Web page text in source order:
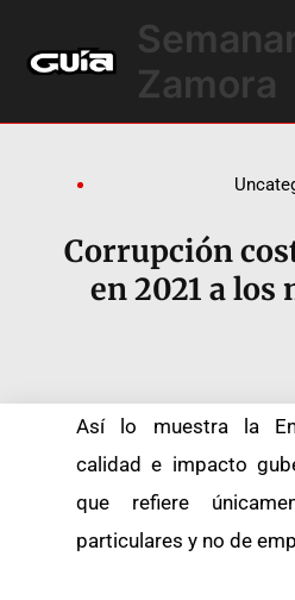
contenido
Zamora
Corrupción
en 2021 a los
Así lo muestra la
calidad e impacto
que refiere
particulares y no de